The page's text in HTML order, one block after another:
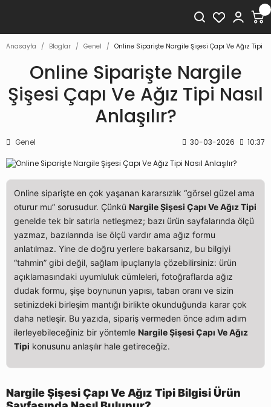
Anasayfa Bloglar Genel Online Siparişte Nargile Şişesi Çapı Ve Ağız Tipi
Online Siparişte Nargile
Şişesi Çapı Ve Ağız Tipi Nasıl
Anlaşılır?
Genel 30-03-2026 10:37
Online siparişte en çok yaşanan kararsızlık “görsel güzel ama
oturur mu” sorusudur. Çünkü Nargile Şişesi Çapı Ve Ağız Tipi
genelde tek bir satırla netleşmez; bazı ürün sayfalarında ölçü
yazmaz, bazılarında ise ölçü vardır ama ağız formu
anlatılmaz. Yine de doğru yerlere bakarsanız, bu bilgiyi
“tahmin” gibi değil, sağlam ipuçlarıyla çözebilirsiniz: ürün
açıklamasındaki uyumluluk cümleleri, fotoğraflarda ağız
dudak formu, şişe boynunun yapısı, taban oranı ve sizin
setinizdeki birleşim mantığı birlikte okunduğunda karar çok
daha netleşir. Bu yazıda, sipariş vermeden önce adım adım
ilerleyebileceğiniz bir yöntemle Nargile Şişesi Çapı Ve Ağız
Tipi konusunu anlaşılır hale getireceğiz.
Nargile Şişesi Çapı Ve Ağız Tipi Bilgisi Ürün